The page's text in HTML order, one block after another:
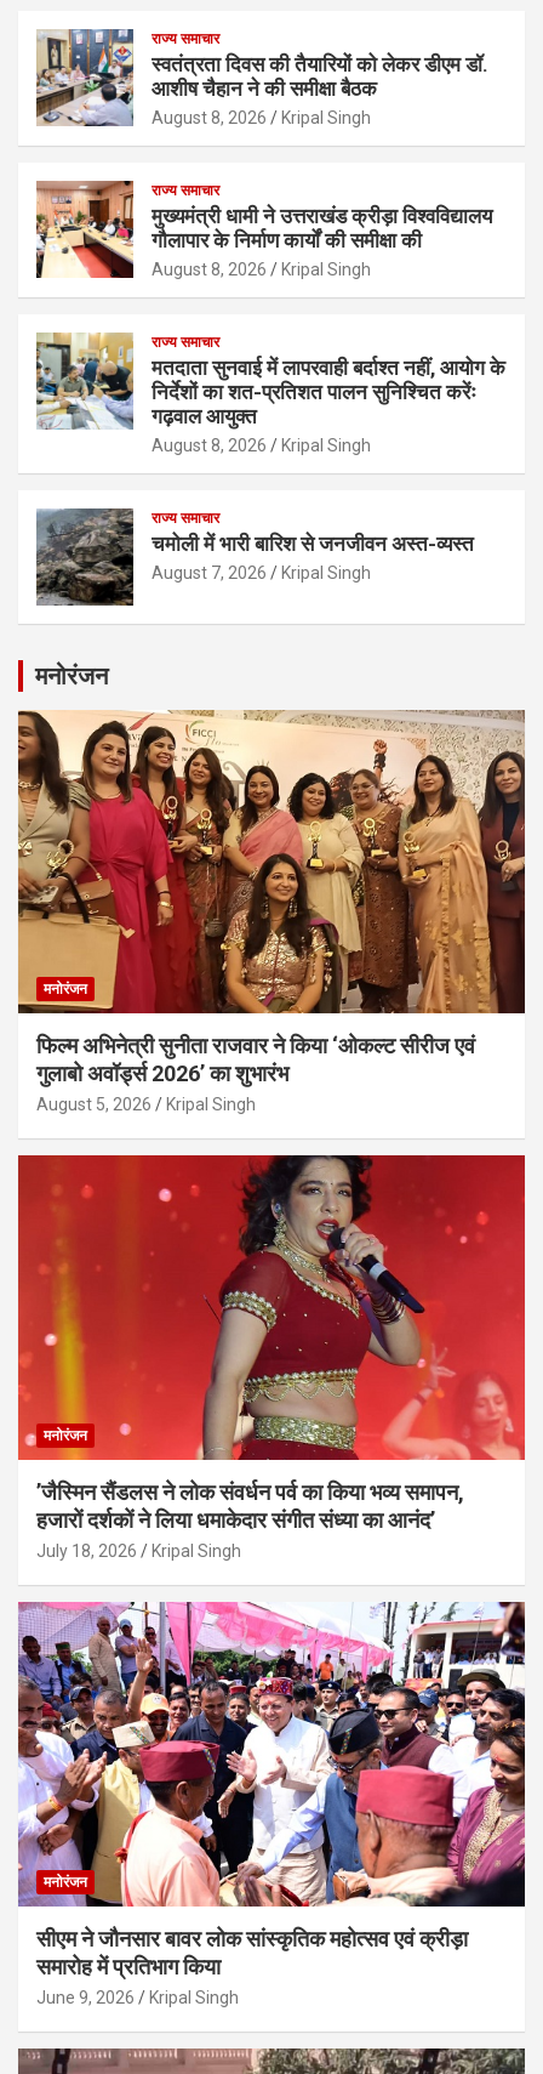
राज्य समाचार
स्वतंत्रता दिवस की तैयारियों को लेकर डीएम डॉ.
आशीष चैहान ने की समीक्षा बैठक
August 8, 2026 Kripal Singh
राज्य समाचार
मुख्यमंत्री धामी ने उत्तराखंड क्रीड़ा विश्वविद्यालय
गौलापार के निर्माण कार्यों की समीक्षा की
August 8, 2026 Kripal Singh
राज्य समाचार
मतदाता सुनवाई में लापरवाही बर्दाश्त नहीं, आयोग के
निर्देशों का शत-प्रतिशत पालन सुनिश्चित करेंः
गढ़वाल आयुक्त
August 8, 2026 Kripal Singh
राज्य समाचार
चमोली में भारी बारिश से जनजीवन अस्त-व्यस्त
August 7, 2026 Kripal Singh
मनोरंजन
मनोरंजन
फिल्म अभिनेत्री सुनीता राजवार ने किया ‘ओकल्ट सीरीज एवं
गुलाबो अवॉर्ड्स 2026’ का शुभारंभ
August 5, 2026 Kripal Singh
मनोरंजन
’जैस्मिन सैंडलस ने लोक संवर्धन पर्व का किया भव्य समापन,
हजारों दर्शकों ने लिया धमाकेदार संगीत संध्या का आनंद’
July 18, 2026 Kripal Singh
मनोरंजन
सीएम ने जौनसार बावर लोक सांस्कृतिक महोत्सव एवं क्रीड़ा
समारोह में प्रतिभाग किया
June 9, 2026 Kripal Singh